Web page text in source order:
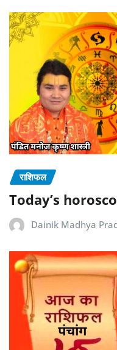
राशिफल
Today’s
Dainik Madhya